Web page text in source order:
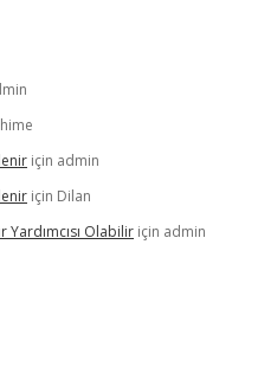
için admin
için Dilan
Yardımcısı Olabilir için admin